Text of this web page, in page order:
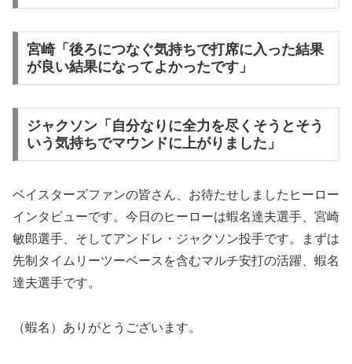
宮崎「後ろにつなぐ気持ちで打席に入った結果
が良い結果になってよかったです」
ジャクソン「自分なりに全力を尽くそうとそう
いう気持ちでマウンドに上がりました」
ベイスターズファンの皆さん、お待たせしましたヒーロー
インタビューです。今日のヒーローは蝦名達夫選手、宮崎
敏郎選手、そしてアンドレ・ジャクソン投手です。まずは
先制タイムリーツーベースを含むマルチ安打の活躍、蝦名
達夫選手です。
（蝦名）ありがとうございます。